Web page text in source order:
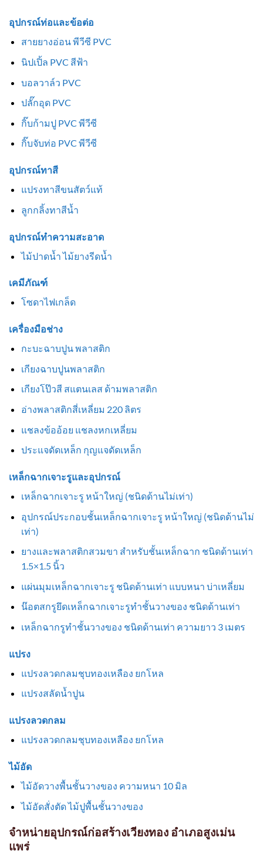
อุปกรณ์ท่อและข้อต่อ
สายยางอ่อน พีวีซี PVC
นิปเปิ้ล PVC สีฟ้า
บอลวาล์ว PVC
ปลั๊กอุด PVC
กิ๊บก้ามปู PVC พีวีซี
กิ๊บจับท่อ PVC พีวีซี
อุปกรณ์ทาสี
แปรงทาสีขนสัตว์แท้
ลูกกลิ้งทาสีน้ำ
อุปกรณ์ทำความสะอาด
ไม้ปาดน้ำ ไม้ยางรีดน้ำ
เคมีภัณฑ์
โซดาไฟเกล็ด
เครื่องมือช่าง
กะบะฉาบปูน พลาสติก
เกียงฉาบปูนพลาสติก
เกียงโป๊วสี สแตนเลส ด้ามพลาสติก
อ่างพลาสติกสี่เหลี่ยม 220 ลิตร
แชลงข้ออ้อย แชลงหกเหลี่ยม
ประแจดัดเหล็ก กุญแจดัดเหล็ก
เหล็กฉากเจาะรูและอุปกรณ์
เหล็กฉากเจาะรู หน้าใหญ่ (ชนิดด้านไม่เท่า)
อุปกรณ์ประกอบชั้นเหล็กฉากเจาะรู หน้าใหญ่ (ชนิดด้านไม่
เท่า)
ยางและพลาสติกสวมขา สำหรับชั้นเหล็กฉาก ชนิดด้านเท่า
1.5×1.5 นิ้ว
แผ่นมุมเหล็กฉากเจาะรู ชนิดด้านเท่า แบบหนา บ่าเหลี่ยม
น๊อตสกรูยึดเหล็กฉากเจาะรูทำชั้นวางของ ชนิดด้านเท่า
เหล็กฉากรูทำชั้นวางของ ชนิดด้านเท่า ความยาว 3 เมตร
แปรง
แปรงลวดกลมชุบทองเหลือง ยกโหล
แปรงสลัดน้ำปูน
แปรงลวดกลม
แปรงลวดกลมชุบทองเหลือง ยกโหล
ไม้อัด
ไม้อัดวางพื้นชั้นวางของ ความหนา 10 มิล
ไม้อัดสั่งตัด ไม้ปูพื้นชั้นวางของ
จำหน่ายอุปกรณ์ก่อสร้างเวียงทอง อำเภอสูงเม่น
แพร่